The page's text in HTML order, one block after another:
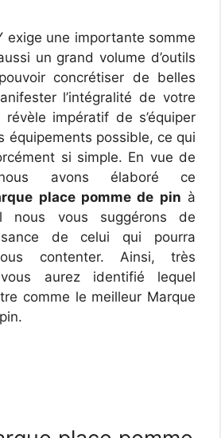
exige une importante somme
un grand volume d’outils
concrétiser de belles
l’intégralité de votre
impératif de s’équiper
équipements possible, ce qui
si simple. En vue de
avons élaboré ce
place pomme de pin à
nous vous suggérons de
de celui qui pourra
contenter. Ainsi, très
vous aurez identifié lequel
comme le meilleur Marque